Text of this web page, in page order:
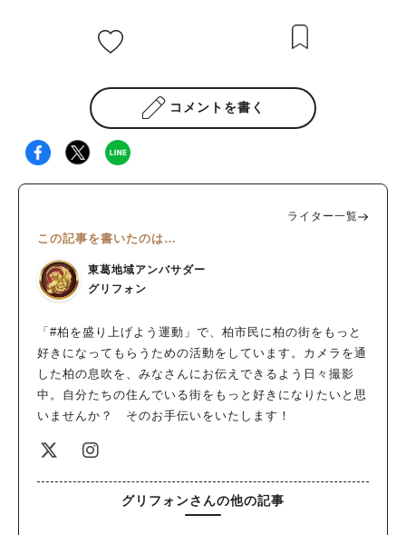
コメントを書く
ライター一覧
この記事を書いたのは…
東葛地域アンバサダー
グリフォン
「#柏を盛り上げよう運動」で、柏市民に柏の街をもっと
好きになってもらうための活動をしています。カメラを通
した柏の息吹を、みなさんにお伝えできるよう日々撮影
中。自分たちの住んでいる街をもっと好きになりたいと思
いませんか？ そのお手伝いをいたします！
グリフォンさんの他の記事